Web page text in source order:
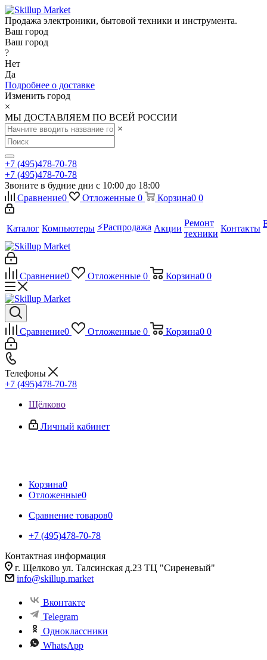
Продажа электроники, бытовой техники и инструмента.
Ваш город
Ваш город
?
Нет
Да
Подробнее о доставке
Изменить город
×
МЫ ДОСТАВЛЯЕМ ПО ВСЕЙ РОССИИ
×
+7 (495)478-70-78
+7 (495)478-70-78
Звоните в будние дни с 10:00 до 18:00
Сравнение0 Отложенные 0 Корзина0 0
Каталог Компьютеры ⚡️Распродажа Акции
Ремонт
техники
Контакты
Сравнение0 Отложенные 0 Корзина0 0
Сравнение0 Отложенные 0 Корзина0 0
Телефоны
+7 (495)478-70-78
Щёлково
Личный кабинет
Корзина0
Отложенные0
Сравнение товаров0
+7 (495)478-70-78
Контактная информация
г. Щелково ул. Талсинская д.23 ТЦ "Сиреневый"
info@skillup.market
Вконтакте
Telegram
Одноклассники
WhatsApp